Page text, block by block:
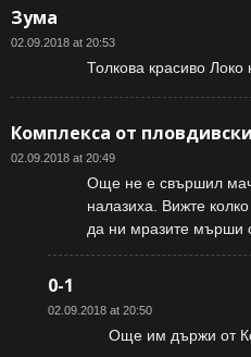
Зума
02.09.2018 at 20:53
Толкова красиво Локо
Комплекса от
02.09.2018 at 20:49
Още не е свършил
налазиха. Вижте
да ни мразите мърши
0-1
02.09.2018 at 20:50
Още им държи от